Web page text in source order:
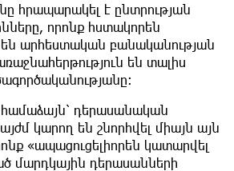
հրապարակել է ընտրության
որոնք հստակորեն
արհեստական ​​բանականության
են տալիս
դերասանական
կարող են շնորհվել միայն այն
«ապացուցելիորեն կատարվել
մարդկային դերասանների